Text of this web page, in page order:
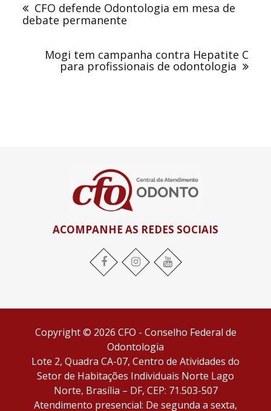
PostCFO defende Odontologia em mesa de
debate permanente
Mogi tem campanha contra Hepatite C
para profissionais de odontologia
ACOMPANHE AS REDES SOCIAIS
Facebook Instagram YouTube
Copyright © 2026 CFO - Conselho Federal de
Odontologia
Lote 2, Quadra CA-07, Centro de Atividades do
Setor de Habitações Individuais Norte Lago
Norte, Brasília – DF, CEP: 71.503-507
Atendimento presencial: De segunda a sexta,